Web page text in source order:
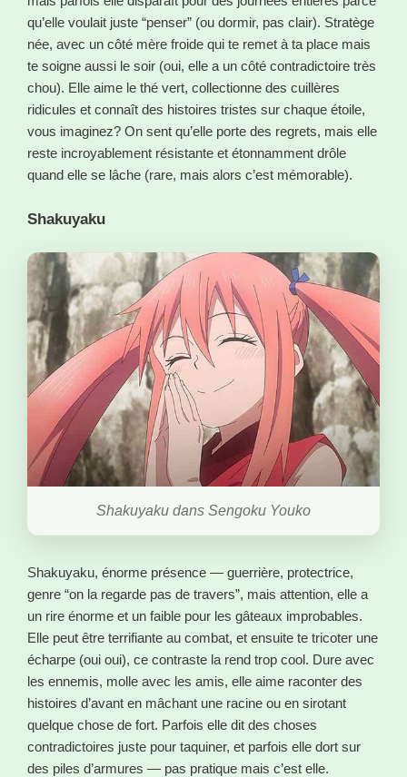
qu’elle voulait juste “penser” (ou dormir, pas clair). Stratège
née, avec un côté mère froide qui te remet à ta place mais
te soigne aussi le soir (oui, elle a un côté contradictoire très
chou). Elle aime le thé vert, collectionne des cuillères
ridicules et connaît des histoires tristes sur chaque étoile,
vous imaginez? On sent qu’elle porte des regrets, mais elle
reste incroyablement résistante et étonnamment drôle
quand elle se lâche (rare, mais alors c’est mémorable).
Shakuyaku
Shakuyaku dans Sengoku Youko
Shakuyaku, énorme présence — guerrière, protectrice,
genre “on la regarde pas de travers”, mais attention, elle a
un rire énorme et un faible pour les gâteaux improbables.
Elle peut être terrifiante au combat, et ensuite te tricoter une
écharpe (oui oui), ce contraste la rend trop cool. Dure avec
les ennemis, molle avec les amis, elle aime raconter des
histoires d’avant en mâchant une racine ou en sirotant
quelque chose de fort. Parfois elle dit des choses
contradictoires juste pour taquiner, et parfois elle dort sur
des piles d’armures — pas pratique mais c’est elle.